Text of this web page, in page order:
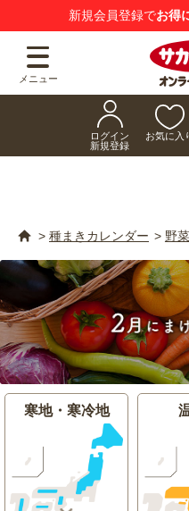
【注意喚起】悪質な
メニュー
ログイン
新規登録
お気に入
> 種まきカレンダー > 野
寒地・寒冷地